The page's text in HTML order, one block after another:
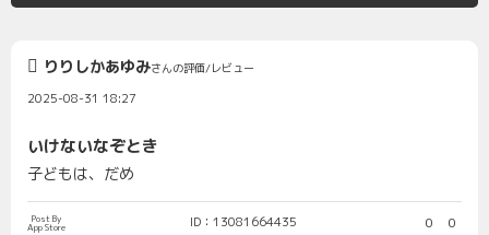
りりしかあゆみさんの評価/レビュー
2025-08-31 18:27
いけないなぞとき
子どもは、だめ
Post By
App Store ID：13081664435 0 0